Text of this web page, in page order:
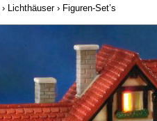
› Lichthäuser› Figuren-Set’s